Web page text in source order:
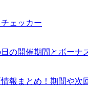
ェッカー
の開催期間とボーナ
報まとめ！期間や次